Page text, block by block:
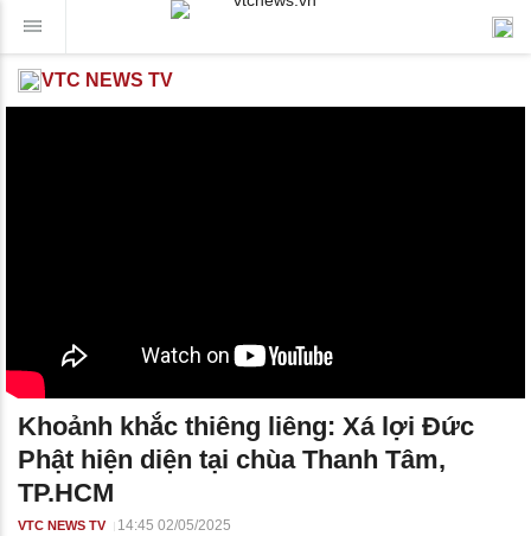
VTC NEWS TV
Khoảnh khắc thiêng liêng: Xá lợi Đức
Phật hiện diện tại chùa Thanh Tâm,
TP.HCM
VTC NEWS TV 14:45 02/05/2025